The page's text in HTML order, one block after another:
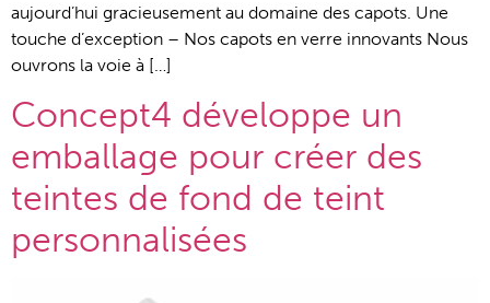
aujourd’hui gracieusement au domaine des capots. Une
touche d’exception – Nos capots en verre innovants Nous
ouvrons la voie à […]
Concept4 développe un
emballage pour créer des
teintes de fond de teint
personnalisées